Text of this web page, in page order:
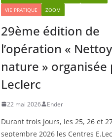
VIE PRATIQUE
ZOOM
29ème édition de
l’opération «
nature » organisée
Leclerc
22 mai 2026 Ender
Durant trois jours, les 25, 26 et
septembre 2026 les Centres